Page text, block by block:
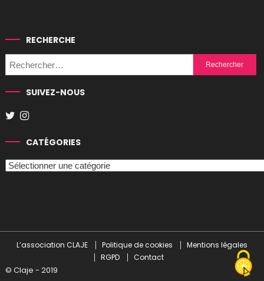
RECHERCHE
Rechercher :
SUIVEZ-NOUS
CATÉGORIES
Catégories
L’association CLAJE Politique de cookies
Mentions légales
RGPD
Contact
© Claje - 2019